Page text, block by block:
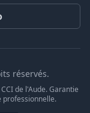
réservés.
de l'Aude. Garantie
professionnelle.